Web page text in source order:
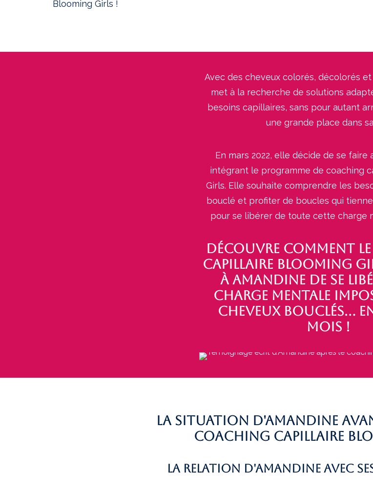
Blooming Girls !
Avec des cheveux colorés, décolorés
met à la recherche de solutions
besoins capillaires, sans pour autant
une grande place dans
En mars 2022, elle décide de se faire
intégrant le programme de coaching
Girls. Elle souhaite comprendre les
bouclé et profiter de boucles qui
pour se libérer de toute cette charge
Découvre comment
capillaire Blooming
à Amandine de se
charge mentale
cheveux bouclés...
mois !
La situation d'Amandine
coaching capillaire
La relation d'Amandine avec